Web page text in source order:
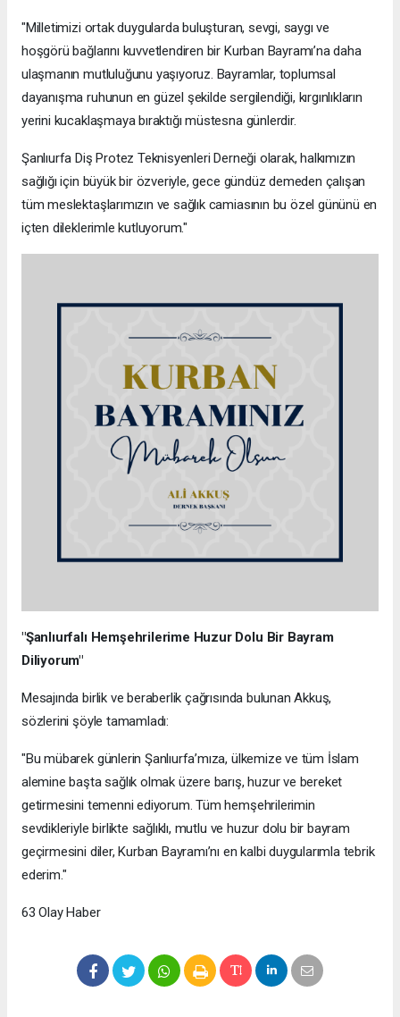
"Milletimizi ortak duygularda buluşturan, sevgi, saygı ve
hoşgörü bağlarını kuvvetlendiren bir Kurban Bayramı’na daha
ulaşmanın mutluluğunu yaşıyoruz. Bayramlar, toplumsal
dayanışma ruhunun en güzel şekilde sergilendiği, kırgınlıkların
yerini kucaklaşmaya bıraktığı müstesna günlerdir.
Şanlıurfa Diş Protez Teknisyenleri Derneği olarak, halkımızın
sağlığı için büyük bir özveriyle, gece gündüz demeden çalışan
tüm meslektaşlarımızın ve sağlık camiasının bu özel gününü en
içten dileklerimle kutluyorum."
"Şanlıurfalı Hemşehrilerime Huzur Dolu Bir Bayram
Diliyorum"
Mesajında birlik ve beraberlik çağrısında bulunan Akkuş,
sözlerini şöyle tamamladı:
"Bu mübarek günlerin Şanlıurfa’mıza, ülkemize ve tüm İslam
alemine başta sağlık olmak üzere barış, huzur ve bereket
getirmesini temenni ediyorum. Tüm hemşehrilerimin
sevdikleriyle birlikte sağlıklı, mutlu ve huzur dolu bir bayram
geçirmesini diler, Kurban Bayramı’nı en kalbi duygularımla tebrik
ederim."
63 Olay Haber